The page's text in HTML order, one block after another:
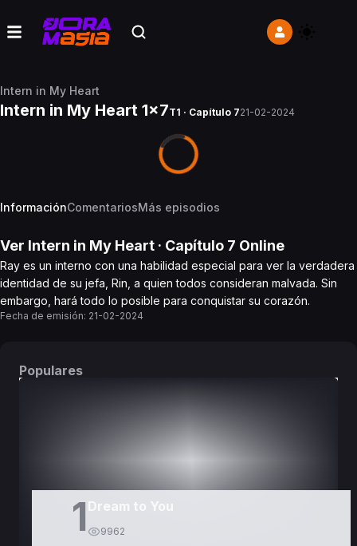
Intern in My Heart
Intern in My Heart 1x7T1 · Capítulo 721-02-2024
InformaciónComentariosMás episodios
Ver Intern in My Heart · Capítulo 7 Online
Ray es un interno con una habilidad especial para ver la verdadera
identidad de su jefa, Rin, a quien todos consideran malvada. Sin
embargo, hará todo lo posible para conquistar su corazón.
Fecha de emisión: 21-02-2024
Populares
1 Dream to You
9962